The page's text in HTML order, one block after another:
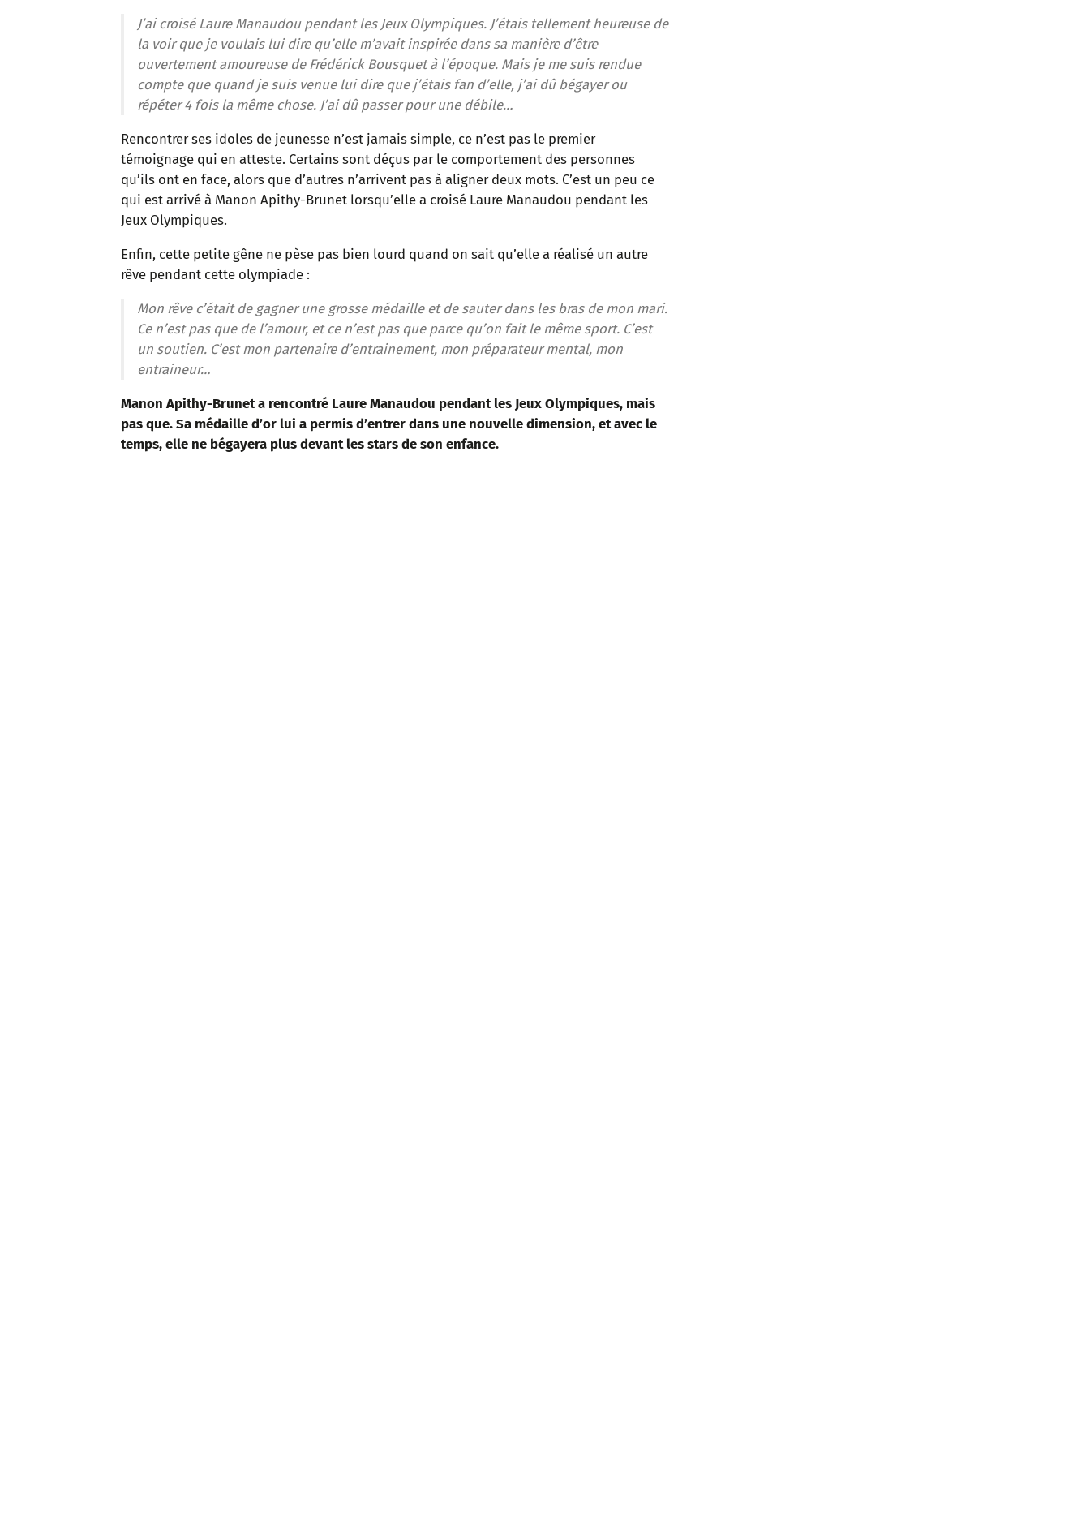
J’ai croisé Laure Manaudou pendant les Jeux Olympiques. J’étais tellement heureuse de
la voir que je voulais lui dire qu’elle m’avait inspirée dans sa manière d’être
ouvertement amoureuse de Frédérick Bousquet à l’époque. Mais je me suis rendue
compte que quand je suis venue lui dire que j’étais fan d’elle, j’ai dû bégayer ou
répéter 4 fois la même chose. J’ai dû passer pour une débile…
Rencontrer ses idoles de jeunesse n’est jamais simple, ce n’est pas le premier
témoignage qui en atteste. Certains sont déçus par le comportement des personnes
qu’ils ont en face, alors que d’autres n’arrivent pas à aligner deux mots. C’est un peu ce
qui est arrivé à Manon Apithy-Brunet lorsqu’elle a croisé Laure Manaudou pendant les
Jeux Olympiques.
Enfin, cette petite gêne ne pèse pas bien lourd quand on sait qu’elle a réalisé un autre
rêve pendant cette olympiade :
Mon rêve c’était de gagner une grosse médaille et de sauter dans les bras de mon mari.
Ce n’est pas que de l’amour, et ce n’est pas que parce qu’on fait le même sport. C’est
un soutien. C’est mon partenaire d’entrainement, mon préparateur mental, mon
entraineur…
Manon Apithy-Brunet a rencontré Laure Manaudou pendant les Jeux Olympiques, mais
pas que. Sa médaille d’or lui a permis d’entrer dans une nouvelle dimension, et avec le
temps, elle ne bégayera plus devant les stars de son enfance.